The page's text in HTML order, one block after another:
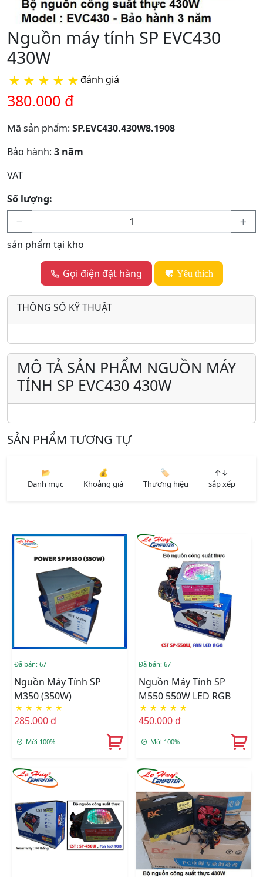
Nguồn máy tính SP EVC430
430W
★ ★ ★ ★ ★đánh giá
380.000 đ
Mã sản phẩm: SP.EVC430.430W8.1908
Bảo hành: 3 năm
VAT
Số lượng:
sản phẩm tại kho
Gọi điện đặt hàng Yêu thích
THÔNG SỐ KỸ THUẬT
MÔ TẢ SẢN PHẨM NGUỒN MÁY
TÍNH SP EVC430 430W
SẢN PHẨM TƯƠNG TỰ
📂
Danh mục
💰
Khoảng giá
🏷️
Thương hiệu
↑↓
sắp xếp
Đã bán: 67
Nguồn Máy Tính SP
M350 (350W)
★ ★ ★ ★ ★
285.000 đ
Mới 100%
Đã bán: 67
Nguồn Máy Tính SP
M550 550W LED RGB
★ ★ ★ ★ ★
450.000 đ
Mới 100%